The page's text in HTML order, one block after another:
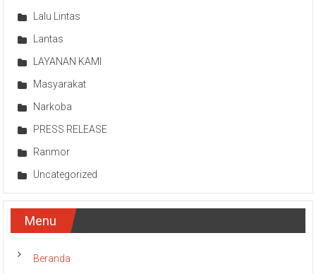
Lalu Lintas
Lantas
LAYANAN KAMI
Masyarakat
Narkoba
PRESS RELEASE
Ranmor
Uncategorized
Menu
Beranda